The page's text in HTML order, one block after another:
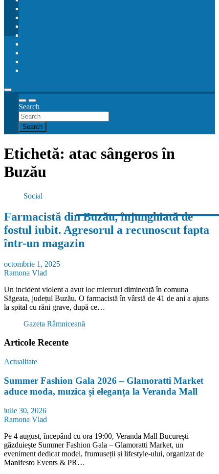
Search
Search
Etichetă: atac sângeros în
Buzău
Social
Farmacistă din Buzău, înjunghiată de
fostul iubit. Agresorul a recunoscut fapta
într-un magazin
octombrie 1, 2025
Ramona Vlad
Un incident violent a avut loc miercuri dimineață în comuna
Săgeata, județul Buzău. O farmacistă în vârstă de 41 de ani a ajuns
la spital cu răni grave, după ce…
Gazeta Râmniceană
Articole Recente
Actualitate
Summer Fashion Gala 2026 – Glamoratti Market
aduce moda, muzica și eleganța la Veranda Mall
iulie 30, 2026
Ramona Vlad
Pe 4 august, începând cu ora 19:00, Veranda Mall București
găzduiește Summer Fashion Gala – Glamoratti Market, un
eveniment dedicat modei, frumuseții și lifestyle-ului, organizat de
Manifesto Events & PR…